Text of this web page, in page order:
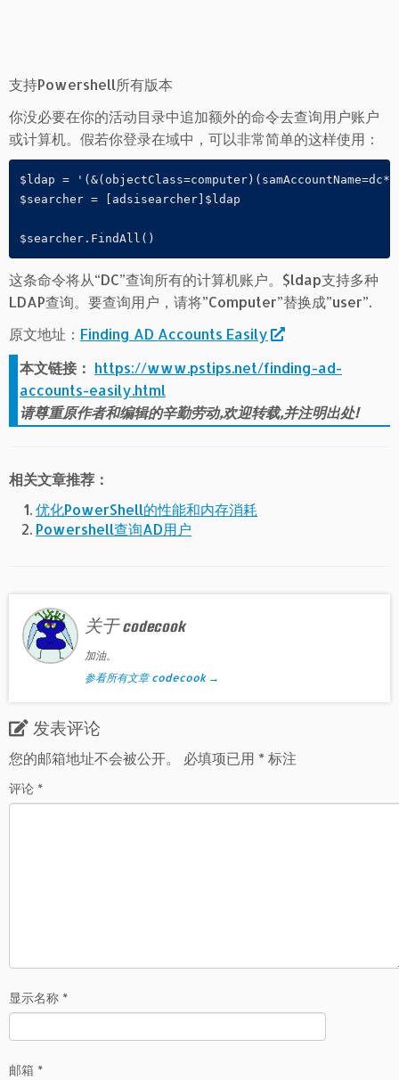
支持Powershell所有版本
你没必要在你的活动目录中追加额外的命令去查询用户账户
或计算机。假若你登录在域中，可以非常简单的这样使用：
$ldap =
$searcher = [adsisearcher]$ldap
这条命令将从“DC”查询所有的计算机账户。$ldap支持多种
LDAP查询。要查询用户，请将”Computer”替换成”user”.
原文地址： Finding AD Accounts Easily
本文链接： https://www.pstips.net/finding-ad-
accounts-easily.html
请尊重原作者和编辑的辛勤劳动,欢迎转载,并注明出处!
相关文章推荐：
优化PowerShell的性能和内存消耗
Powershell查询AD用户
关于 codecook
加油。
参看所有文章 codecook →
发表评论
您的邮箱地址不会被公开。
必填项已用 *标注
评论 *
显示名称 *
邮箱 *